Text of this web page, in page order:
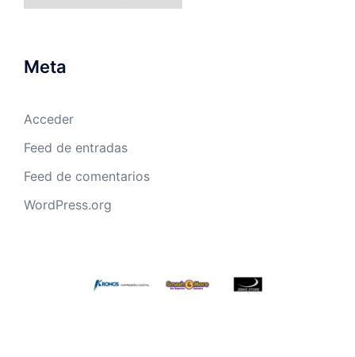
Meta
Acceder
Feed de entradas
Feed de comentarios
WordPress.org